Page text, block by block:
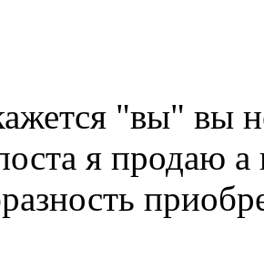
"вы" вы
я продаю